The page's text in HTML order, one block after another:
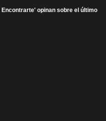
opinan sobre el último